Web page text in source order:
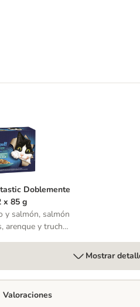
100 gDoblemente Bueno 12 x 85 g
Doblemente
x 85 g
y salmón, salmón
arenque y trucha,
Mostrar
Valoraciones